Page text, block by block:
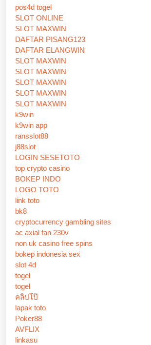
pos4d togel
SLOT ONLINE
SLOT MAXWIN
DAFTAR PISANG123
DAFTAR ELANGWIN
SLOT MAXWIN
SLOT MAXWIN
SLOT MAXWIN
SLOT MAXWIN
SLOT MAXWIN
k9win
k9win app
ransslot88
j88slot
LOGIN SESETOTO
top crypto casino
BOKEP INDO
LOGO TOTO
link toto
bk8
cryptocurrency gambling sites
ac axial fan 230v
non uk casino free spins
bokep indonesia sex
slot 4d
togel
togel
คลิปโป๊
lapak toto
Poker88
AVFLIX
linkasu